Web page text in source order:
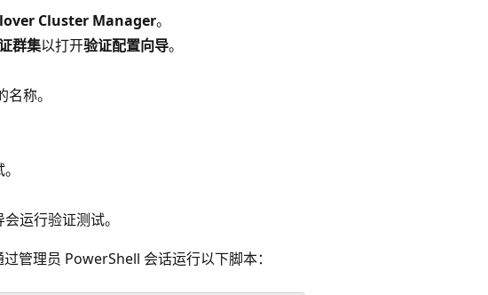
Cluster Manager。
群集以打开验证配置向导。
称。
运行验证测试。
管理员 PowerShell 会话运行以下脚本：